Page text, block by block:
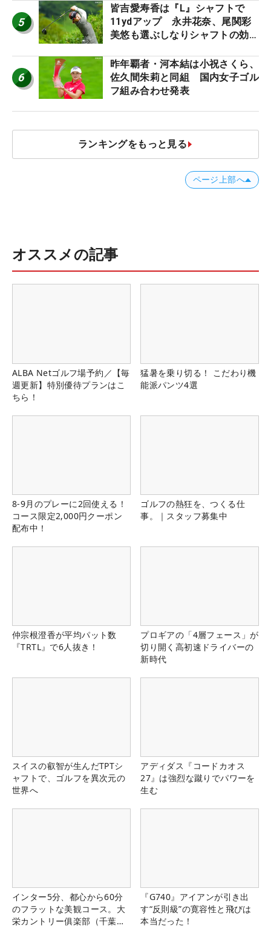
5
皆吉愛寿香は『L』シャフトで
11ydアップ 永井花奈、尾関彩
美悠も選ぶしなりシャフトの効果
ア”】
6
昨年覇者・河本結は小祝さくら、
佐久間朱莉と同組 国内女子ゴル
フ組み合わせ発表
ランキングをもっと見る
ページ上部へ
オススメの記事
ALBA Netゴルフ場予約／【毎
週更新】特別優待プランはこ
ちら！
猛暑を乗り切る！ こだわり機
能派パンツ4選
8-9月のプレーに2回使える！
コース限定2,000円クーポン
配布中！
ゴルフの熱狂を、つくる仕
事。｜スタッフ募集中
仲宗根澄香が平均パット数
『TRTL』で6人抜き！
プロギアの「4層フェース」が
切り開く高初速ドライバーの
新時代
スイスの叡智が生んだTPTシ
ャフトで、ゴルフを異次元の
世界へ
アディダス『コードカオス
27』は強烈な蹴りでパワーを
生む
インター5分、都心から60分
のフラットな美観コース。大
栄カントリー俱楽部（千葉
『G740』アイアンが引き出
す“反則級”の寛容性と飛びは
本当だった！